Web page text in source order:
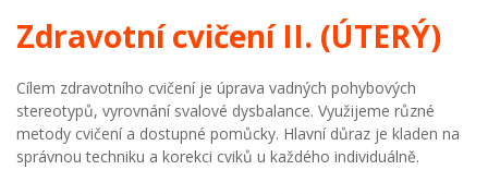
Zdravotní cvičení II. (ÚTERÝ)
Cílem zdravotního cvičení je úprava vadných pohybových
stereotypů, vyrovnání svalové dysbalance. Využijeme různé
metody cvičení a dostupné pomůcky. Hlavní důraz je kladen na
správnou techniku a korekci cviků u každého individuálně.